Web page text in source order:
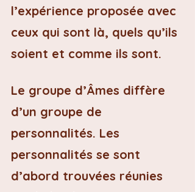
l’expérience proposée avec
ceux qui sont là, quels qu’ils
soient et comme ils sont.
Le groupe d’Âmes diffère
d’un groupe de
personnalités. Les
personnalités se sont
d’abord trouvées réunies